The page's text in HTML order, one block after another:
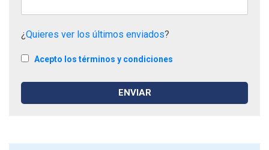
¿Quieres ver los últimos enviados?
Acepto los términos y condiciones